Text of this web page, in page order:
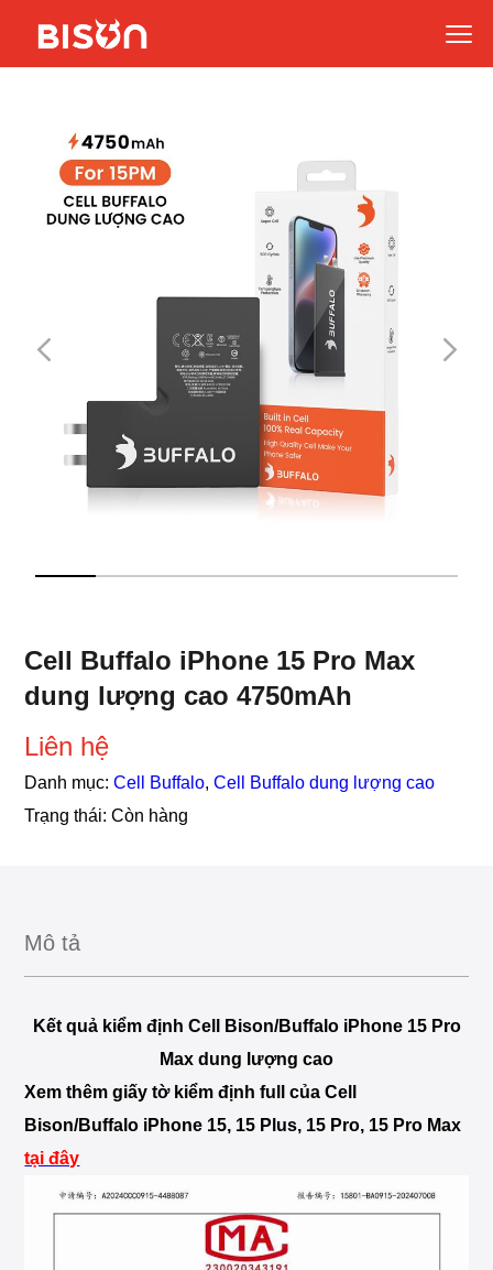
Cell Buffalo iPhone 15 Pro Max
dung lượng cao 4750mAh
Liên hệ
Danh mục:Cell Buffalo,Cell Buffalo dung lượng cao
Trạng thái:Còn hàng
Mô tả
Kết quả kiểm định Cell Bison/Buffalo iPhone 15 Pro
Max dung lượng cao
Xem thêm giấy tờ kiểm định full của Cell
Bison/Buffalo iPhone 15, 15 Plus, 15 Pro, 15 Pro Max
tại đây